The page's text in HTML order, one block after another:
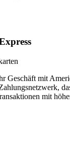
Geschäft mit
mit